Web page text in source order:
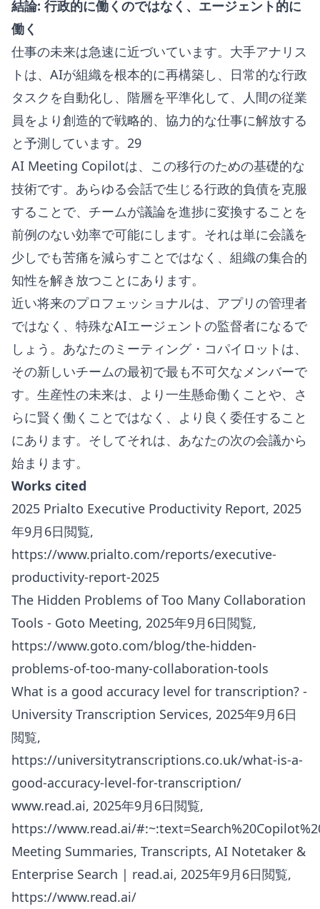
結論: 行政的に働くのではなく、エージェント的に
働く
仕事の未来は急速に近づいています。大手アナリス
トは、AIが組織を根本的に再構築し、日常的な行政
タスクを自動化し、階層を平準化して、人間の従業
員をより創造的で戦略的、協力的な仕事に解放する
と予測しています。29
AI Meeting Copilotは、この移行のための基礎的な
技術です。あらゆる会話で生じる行政的負債を克服
することで、チームが議論を進捗に変換することを
前例のない効率で可能にします。それは単に会議を
少しでも苦痛を減らすことではなく、組織の集合的
知性を解き放つことにあります。
近い将来のプロフェッショナルは、アプリの管理者
ではなく、特殊なAIエージェントの監督者になるで
しょう。あなたのミーティング・コパイロットは、
その新しいチームの最初で最も不可欠なメンバーで
す。生産性の未来は、より一生懸命働くことや、さ
らに賢く働くことではなく、より良く委任すること
にあります。そしてそれは、あなたの次の会議から
始まります。
Works cited
2025 Prialto Executive Productivity Report, 2025
年9月6日閲覧,
https://www.prialto.com/reports/executive-
productivity-report-2025
The Hidden Problems of Too Many Collaboration
Tools - Goto Meeting, 2025年9月6日閲覧,
https://www.goto.com/blog/the-hidden-
problems-of-too-many-collaboration-tools
What is a good accuracy level for transcription? -
University Transcription Services, 2025年9月6日
閲覧,
https://universitytranscriptions.co.uk/what-is-a-
good-accuracy-level-for-transcription/
www.read.ai, 2025年9月6日閲覧,
https://www.read.ai/
Meeting Summaries, Transcripts, AI Notetaker &
Enterprise Search | read.ai, 2025年9月6日閲覧,
https://www.read.ai/